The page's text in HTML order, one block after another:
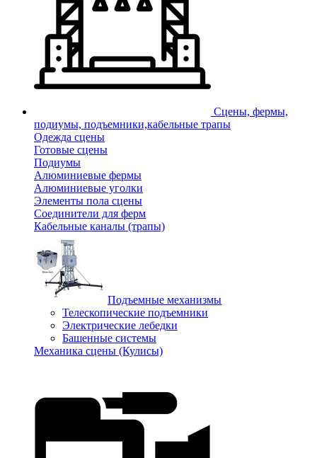
Сцены, фермы,
подиумы, подъемники,кабельные трапы
Одежда сцены
Готовые сцены
Подиумы
Алюминиевые фермы
Алюминиевые уголки
Элементы пола сцены
Соединители для ферм
Кабельные каналы (трапы)
Подъемные механизмы
Телескопические подъемники
Электрические лебедки
Башенные системы
Механика сцены (Кулисы)